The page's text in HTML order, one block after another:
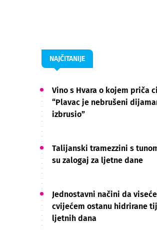
NAJČITANIJE
Vino s Hvara o kojem priča
“Plavac je nebrušeni
izbrusio”
Talijanski tramezzini s
su zalogaj za ljetne dane
Jednostavni načini da
cvijećem ostanu hidrirane
ljetnih dana